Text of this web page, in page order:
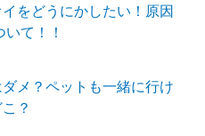
をどうにかしたい！原因
て！！
メ？ペットも一緒に行け
？